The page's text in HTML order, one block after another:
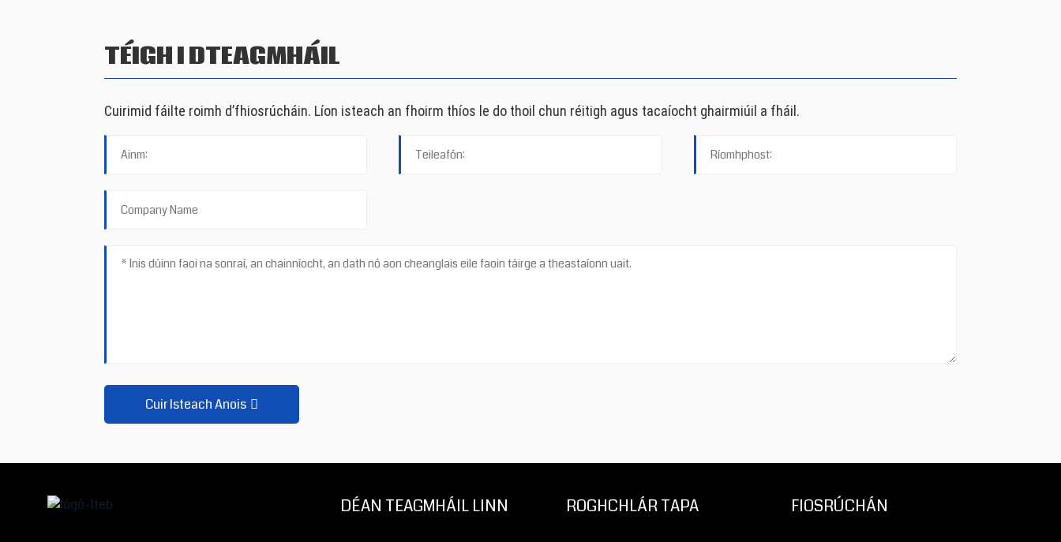
TÉIGH I DTEAGMHÁIL
Cuirimid fáilte roimh d’fhiosrúcháin. Líon isteach an fhoirm thíos le do thoil chun réitigh agus tacaíocht ghairmiúil a fháil.
Cuir Isteach Anois
DÉAN TEAGMHÁIL LINN ROGHCHLÁR TAPA FIOSRÚCHÁN